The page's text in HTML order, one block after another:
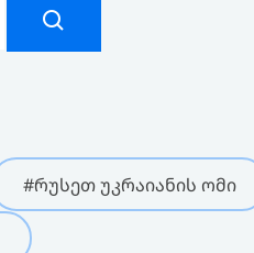
#რუსეთ უკრაიანის ომი